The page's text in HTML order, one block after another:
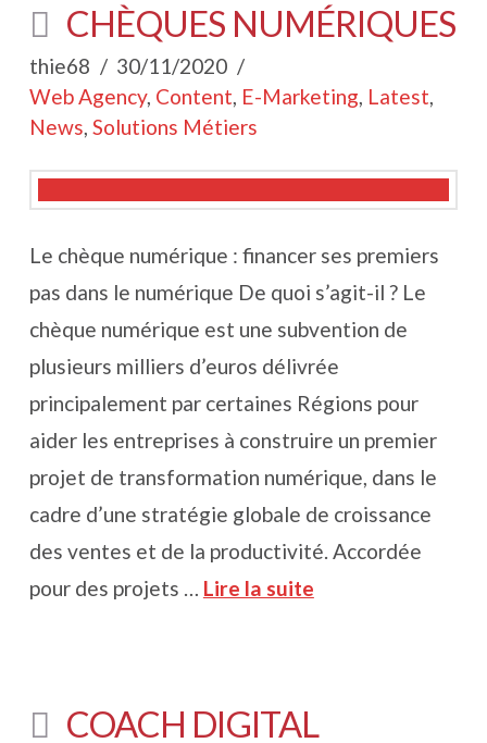
CHÈQUES NUMÉRIQUES
thie68
30/11/2020
Web Agency, Content, E-Marketing, Latest,
News, Solutions Métiers
Le chèque numérique : financer ses premiers
pas dans le numérique De quoi s’agit-il ? Le
chèque numérique est une subvention de
plusieurs milliers d’euros délivrée
principalement par certaines Régions pour
aider les entreprises à construire un premier
projet de transformation numérique, dans le
cadre d’une stratégie globale de croissance
des ventes et de la productivité. Accordée
pour des projets … Lire la suite
COACH DIGITAL